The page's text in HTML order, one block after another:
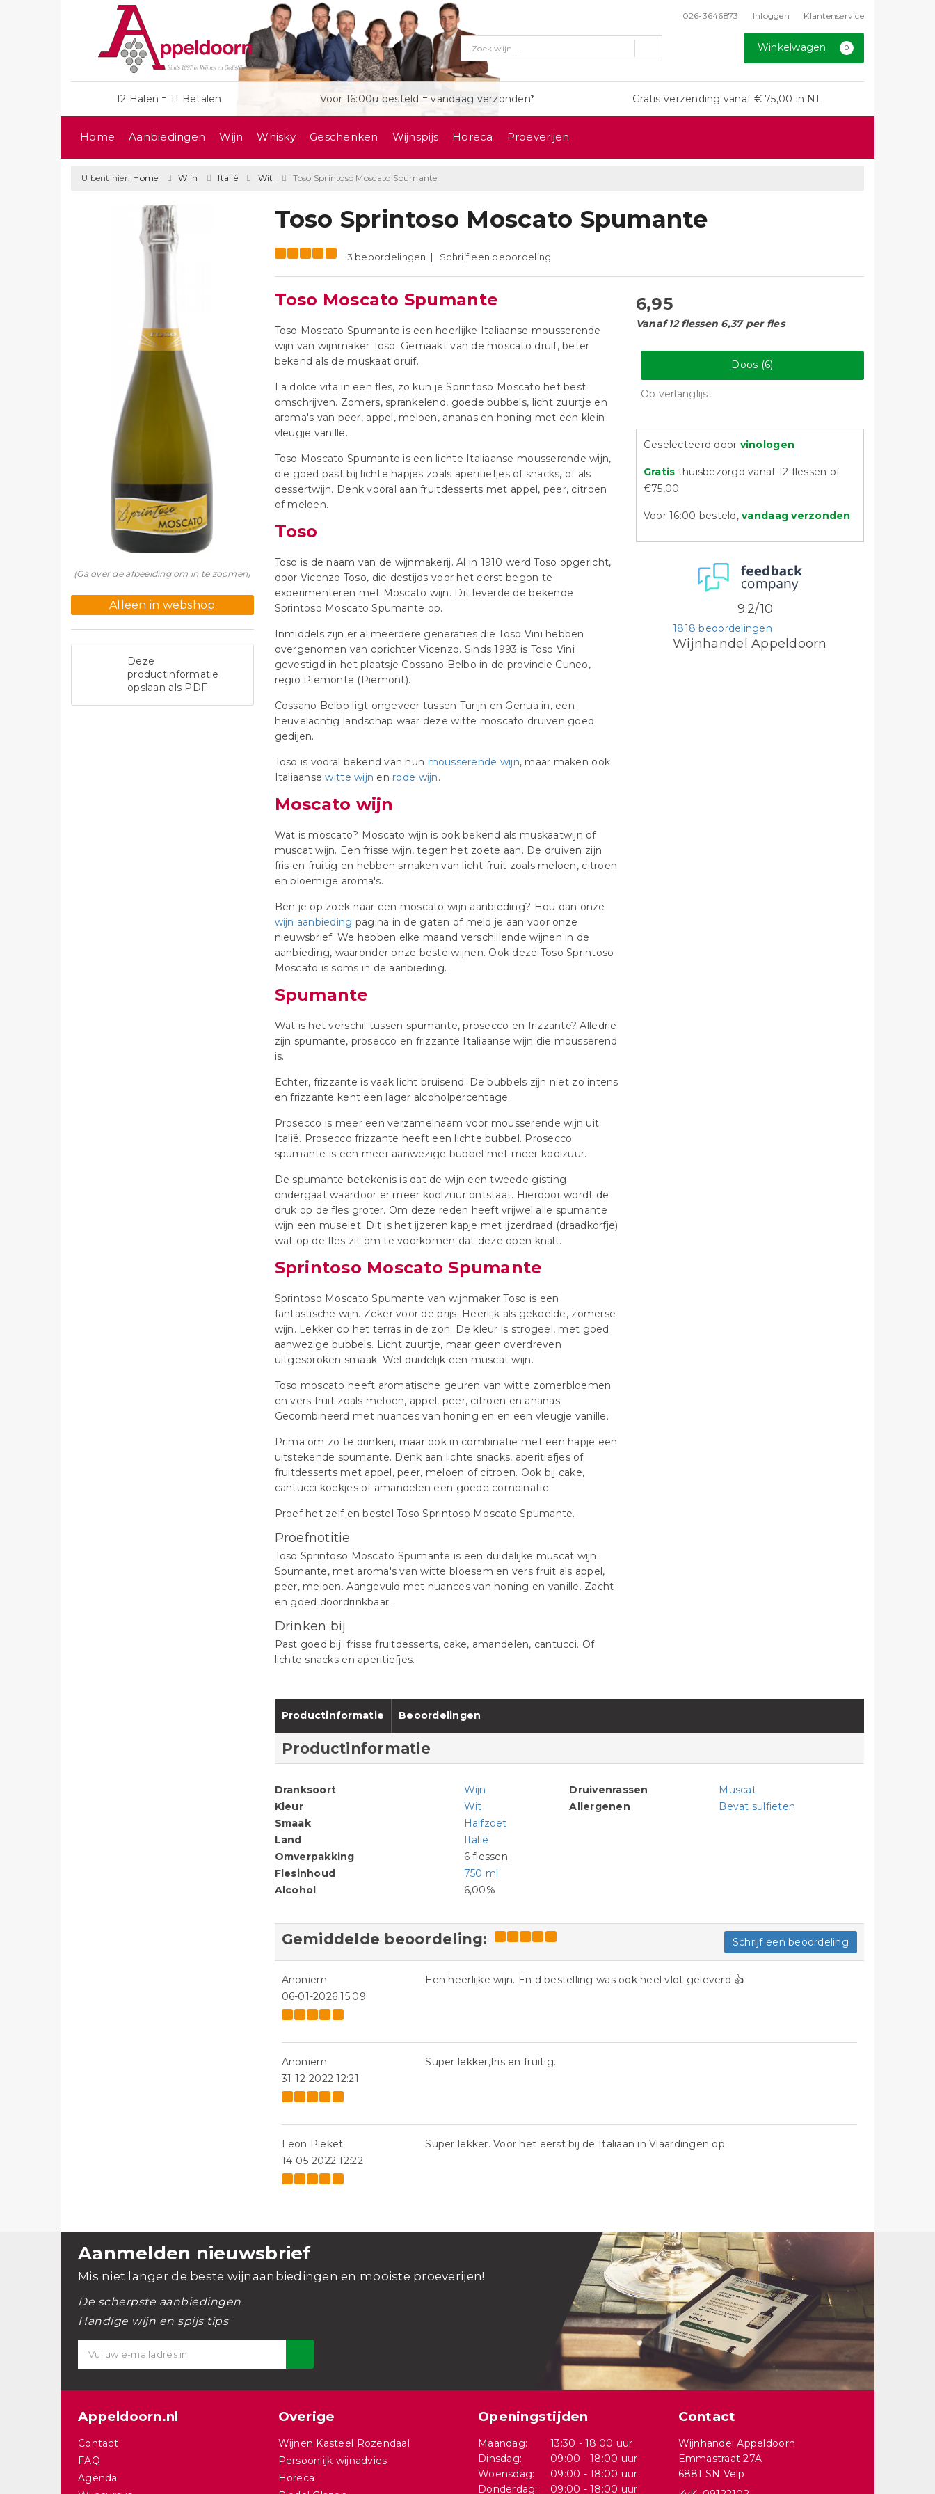
026-3646873 Inloggen Klantenservice
Winkelwagen 0
12 Halen = 11 Betalen Voor 16:00u besteld = vandaag verzonden* Gratis verzending vanaf € 75,00 in NL
Home Aanbiedingen Wijn Whisky Geschenken Wijnspijs Horeca Proeverijen
U bent hier: Home Wijn Italië Wit Toso Sprintoso Moscato Spumante
(Ga over de afbeelding om in te zoomen)
Alleen in webshop
Deze
productinformatie
opslaan als PDF
Toso Sprintoso Moscato Spumante
3 beoordelingen Schrijf een beoordeling
Toso Moscato Spumante
Toso Moscato Spumante is een heerlijke Italiaanse mousserende
wijn van wijnmaker Toso. Gemaakt van de moscato druif, beter
bekend als de muskaat druif.
La dolce vita in een fles, zo kun je Sprintoso Moscato het best
omschrijven. Zomers, sprankelend, goede bubbels, licht zuurtje en
aroma's van peer, appel, meloen, ananas en honing met een klein
vleugje vanille.
Toso Moscato Spumante is een lichte Italiaanse mousserende wijn,
die goed past bij lichte hapjes zoals aperitiefjes of snacks, of als
dessertwijn. Denk vooral aan fruitdesserts met appel, peer, citroen
of meloen.
Toso
Toso is de naam van de wijnmakerij. Al in 1910 werd Toso opgericht,
door Vicenzo Toso, die destijds voor het eerst begon te
experimenteren met Moscato wijn. Dit leverde de bekende
Sprintoso Moscato Spumante op.
Inmiddels zijn er al meerdere generaties die Toso Vini hebben
overgenomen van oprichter Vicenzo. Sinds 1993 is Toso Vini
gevestigd in het plaatsje Cossano Belbo in de provincie Cuneo,
regio Piemonte (Piëmont).
Cossano Belbo ligt ongeveer tussen Turijn en Genua in, een
heuvelachtig landschap waar deze witte moscato druiven goed
gedijen.
Toso is vooral bekend van hun mousserende wijn, maar maken ook
Italiaansewitte wijn en rode wijn.
Moscato wijn
Wat is moscato? Moscato wijn is ook bekend als muskaatwijn of
muscat wijn. Een frisse wijn, tegen het zoete aan. De druiven zijn
fris en fruitig en hebben smaken van licht fruit zoals meloen, citroen
en bloemige aroma's.
Ben je op zoek naar een moscato wijn aanbieding? Hou dan onze
wijn aanbieding pagina in de gaten of meld je aan voor onze
nieuwsbrief. We hebben elke maand verschillende wijnen in de
aanbieding, waaronder onze beste wijnen. Ook deze Toso Sprintoso
Moscato is soms in de aanbieding.
Spumante
Wat is het verschil tussen spumante, prosecco en frizzante? Alledrie
zijn spumante, prosecco en frizzante Italiaanse wijn die mousserend
is.
Echter, frizzante is vaak licht bruisend. De bubbels zijn niet zo intens
en frizzante kent een lager alcoholpercentage.
Prosecco is meer een verzamelnaam voor mousserende wijn uit
Italië. Prosecco frizzante heeft een lichte bubbel. Prosecco
spumante is een meer aanwezige bubbel met meer koolzuur.
De spumante betekenis is dat de wijn een tweede gisting
ondergaat waardoor er meer koolzuur ontstaat. Hierdoor wordt de
druk op de fles groter. Om deze reden heeft vrijwel alle spumante
wijn een muselet. Dit is het ijzeren kapje met ijzerdraad (draadkorfje)
wat op de fles zit om te voorkomen dat deze open knalt.
Sprintoso Moscato Spumante
Sprintoso Moscato Spumante van wijnmaker Toso is een
fantastische wijn. Zeker voor de prijs. Heerlijk als gekoelde, zomerse
wijn. Lekker op het terras in de zon. De kleur is strogeel, met goed
aanwezige bubbels. Licht zuurtje, maar geen overdreven
uitgesproken smaak. Wel duidelijk een muscat wijn.
Toso moscato heeft aromatische geuren van witte zomerbloemen
en vers fruit zoals meloen, appel, peer, citroen en ananas.
Gecombineerd met nuances van honing en en een vleugje vanille.
Prima om zo te drinken, maar ook in combinatie met een hapje een
uitstekende spumante. Denk aan lichte snacks, aperitiefjes of
fruitdesserts met appel, peer, meloen of citroen. Ook bij cake,
cantucci koekjes of amandelen een goede combinatie.
Proef het zelf en bestel Toso Sprintoso Moscato Spumante.
Proefnotitie
Toso Sprintoso Moscato Spumante is een duidelijke muscat wijn.
Spumante, met aroma's van witte bloesem en vers fruit als appel,
peer, meloen. Aangevuld met nuances van honing en vanille. Zacht
en goed doordrinkbaar.
Drinken bij
Past goed bij: frisse fruitdesserts, cake, amandelen, cantucci. Of
lichte snacks en aperitiefjes.
6,95
Vanaf 12 flessen 6,37 per fles
Doos (6)
Op verlanglijst
Geselecteerd door vinologen
Gratis thuisbezorgd vanaf 12 flessen of
€75,00
Voor 16:00 besteld,vandaag verzonden
Wijnhandel Appeldoorn
1818 beoordelingen
9.2/10
Productinformatie Beoordelingen
Productinformatie
Dranksoort
Wijn
Kleur
Wit
Smaak
Halfzoet
Land
Italië
Omverpakking
6 flessen
Flesinhoud
750 ml
Alcohol
6,00%
Druivenrassen
Muscat
Allergenen
Bevat sulfieten
Gemiddelde beoordeling: Schrijf een beoordeling
Anoniem
06-01-2026 15:09
Een heerlijke wijn. En d bestelling was ook heel vlot geleverd 👍
Anoniem
31-12-2022 12:21
Super lekker,fris en fruitig.
Leon Pieket
14-05-2022 12:22
Super lekker. Voor het eerst bij de Italiaan in Vlaardingen op.
Aanmelden nieuwsbrief
Mis niet langer de beste wijnaanbiedingen en mooiste proeverijen!
De scherpste aanbiedingen
Handige wijn en spijs tips
Appeldoorn.nl
Contact
FAQ
Agenda
Overige
Wijnen Kasteel Rozendaal
Persoonlijk wijnadvies
Horeca
Openingstijden
Maandag:
13:30 - 18:00 uur
Dinsdag:
09:00 - 18:00 uur
Woensdag:
09:00 - 18:00 uur
Donderdag:
09:00 - 18:00 uur
Contact
Wijnhandel Appeldoorn
Emmastraat 27A
6881 SN Velp